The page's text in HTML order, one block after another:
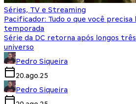
Séries, TV e Streaming
Pacificador: Tudo o que você precisa
temporada
Série da DC retorna após longos
universo
Pedro Siqueira
20.ago.25
Pedro Siqueira